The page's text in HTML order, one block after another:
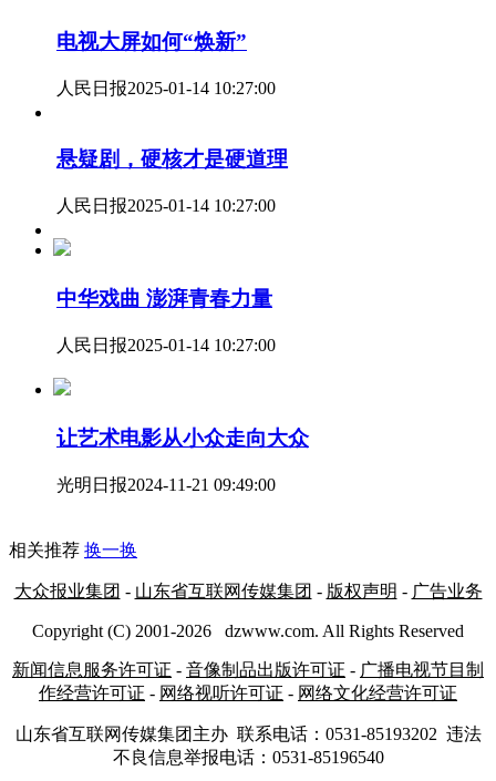
电视大屏如何“焕新”
人民日报2025-01-14 10:27:00
悬疑剧，硬核才是硬道理
人民日报2025-01-14 10:27:00
中华戏曲 澎湃青春力量
人民日报2025-01-14 10:27:00
让艺术电影从小众走向大众
光明日报2024-11-21 09:49:00
相关推荐 换一换
大众报业集团 - 山东省互联网传媒集团 - 版权声明 - 广告业务
Copyright (C) 2001-2026 dzwww.com. All Rights Reserved
新闻信息服务许可证 - 音像制品出版许可证 - 广播电视节目制
作经营许可证 - 网络视听许可证 - 网络文化经营许可证
山东省互联网传媒集团主办 联系电话：0531-85193202 违法
不良信息举报电话：0531-85196540